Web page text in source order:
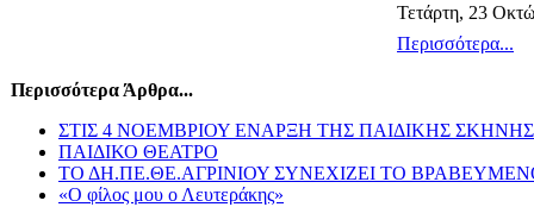
Τετάρτη, 23
Περισσότερα...
Περισσότερα Άρθρα...
ΣΤΙΣ 4 ΝΟΕΜΒΡΙΟΥ ΕΝΑΡΞΗ ΤΗΣ ΠΑΙΔΙΚΗΣ ΣΚΗΝΗΣ
ΠΑΙΔΙΚΟ ΘΕΑΤΡΟ
ΤΟ ΔΗ.ΠΕ.ΘΕ.ΑΓΡΙΝΙΟΥ ΣΥΝΕΧΙΖΕΙ ΤΟ
«Ο φίλος μου ο Λευτεράκης»